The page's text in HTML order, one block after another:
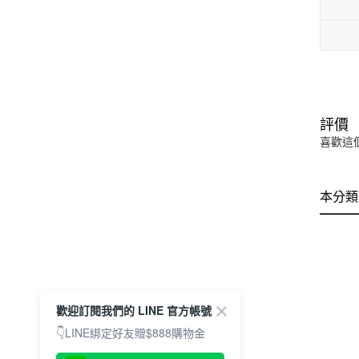
評價
喜歡這
本分
歡迎訂閱我們的 LINE 官方帳號
👇LINE綁定好友贈$888購物金